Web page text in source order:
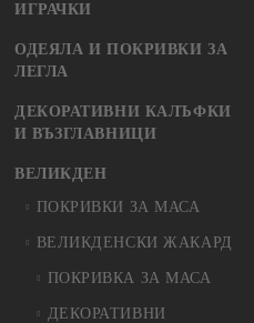
ИГРАЧКИ
ОДЕЯЛА И ПОКРИВКИ ЗА
ЛЕГЛА
ДЕКОРАТИВНИ КАЛЪФКИ
И ВЪЗГЛАВНИЦИ
ВЕЛИКДЕН
ПОКРИВКИ ЗА МАСА
ВЕЛИКДЕНСКИ ЖАКАРД
ПОКРИВКА ЗА МАСА
ДЕКОРАТИВНИ